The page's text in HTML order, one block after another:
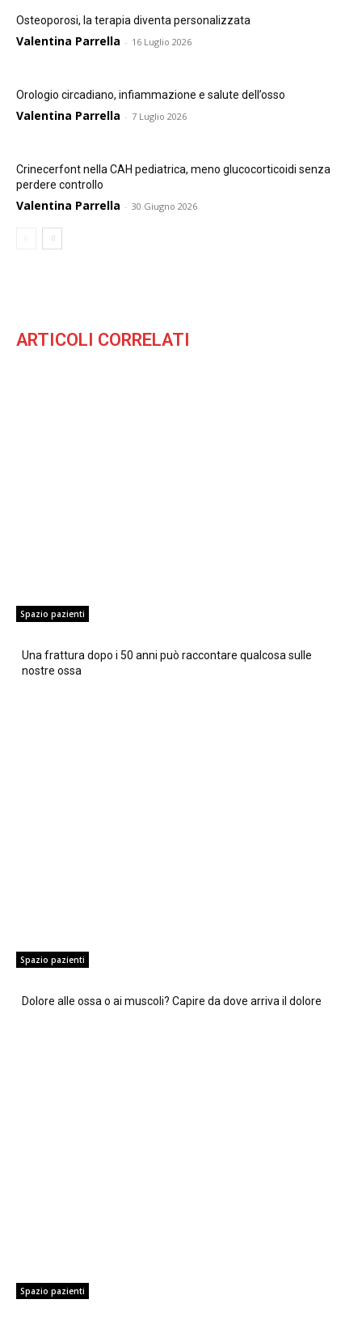
Osteoporosi, la terapia diventa personalizzata
Valentina Parrella - 16 Luglio 2026
Orologio circadiano, infiammazione e salute dell’osso
Valentina Parrella - 7 Luglio 2026
Crinecerfont nella CAH pediatrica, meno glucocorticoidi senza
perdere controllo
Valentina Parrella - 30 Giugno 2026
ARTICOLI CORRELATI
Spazio pazienti
Una frattura dopo i 50 anni può raccontare qualcosa sulle
nostre ossa
Spazio pazienti
Dolore alle ossa o ai muscoli? Capire da dove arriva il dolore
Spazio pazienti